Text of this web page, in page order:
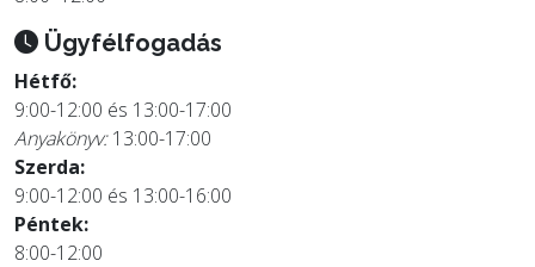
Ügyfélfogadás
Hétfő:
9:00-12:00 és 13:00-17:00
Anyakönyv:13:00-17:00
Szerda:
9:00-12:00 és 13:00-16:00
Péntek:
8:00-12:00